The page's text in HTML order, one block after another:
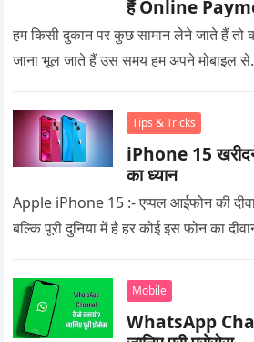
हैं Online
हम किसी दुकान पर कुछ सामान लेने जाते हैं
जाना भूल जाते हैं उस समय हम अपने मोबाइल
Tips & Tricks
iPhone 15
का ध्यान
Apple iPhone 15 :- एप्पल आईफोन की
बल्कि पूरी दुनिया में है हर कोई इस फोन का
Mobile
WhatsApp